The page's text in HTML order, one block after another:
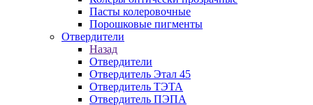
Пасты колеровочные
Порошковые пигменты
Отвердители
Назад
Отвердители
Отвердитель Этал 45
Отвердитель ТЭТА
Отвердитель ПЭПА